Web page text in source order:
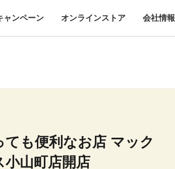
ャンペーン オンラインストア 会社情報
も便利なお店 マック
山町店開店